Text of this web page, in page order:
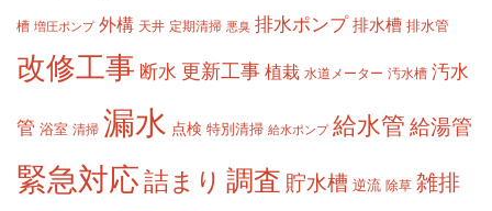
槽 増圧ポンプ 外構 天井 定期清掃 悪臭 排水ポンプ 排水槽 排水管
改修工事 断水 更新工事 植栽 水道メーター 汚水槽 汚水
管 浴室 清掃 漏水 点検 特別清掃 給水ポンプ 給水管 給湯管
緊急対応詰まり 調査 貯水槽 逆流 除草 雑排